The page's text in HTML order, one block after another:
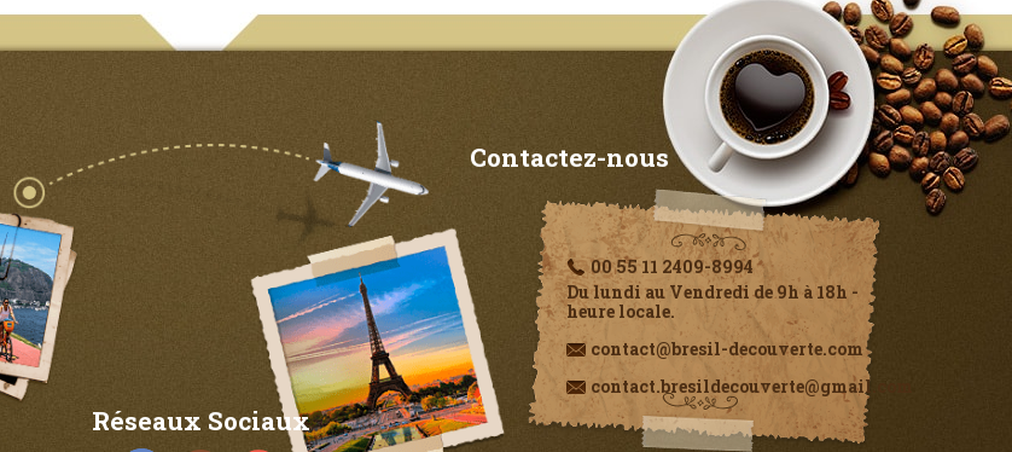
Contactez-nous
00 55 11 2409-8994
Du lundi au Vendredi de 9h à 18h -
heure locale.
contact@bresil-decouverte.com
contact.bresildecouverte@gmail.com
Réseaux Sociaux